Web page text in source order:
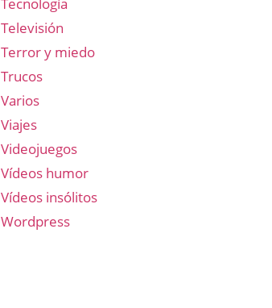
Televisión
Terror y miedo
Trucos
Varios
Viajes
Videojuegos
Vídeos humor
Vídeos insólitos
Wordpress